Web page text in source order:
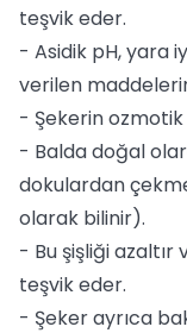
teşvik eder.
- Asidik pH, yara
verilen
- Şekerin
- Balda doğal
dokulardan
olarak bilinir).
- Bu şişliği azaltır
teşvik eder.
- Şeker ayrıca